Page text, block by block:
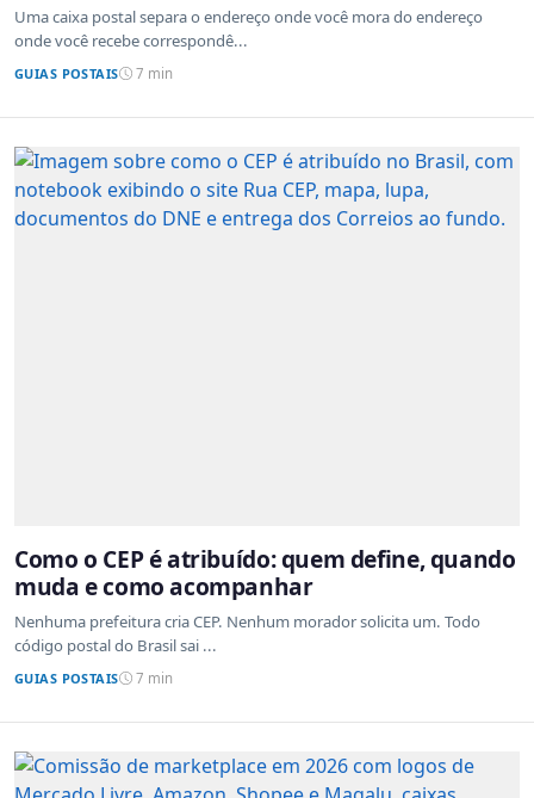
Uma caixa postal separa o endereço onde você mora do endereço
onde você recebe correspondê...
GUIAS POSTAIS 7 min
Como o CEP é atribuído: quem define, quando
muda e como acompanhar
Nenhuma prefeitura cria CEP. Nenhum morador solicita um. Todo
código postal do Brasil sai ...
GUIAS POSTAIS 7 min